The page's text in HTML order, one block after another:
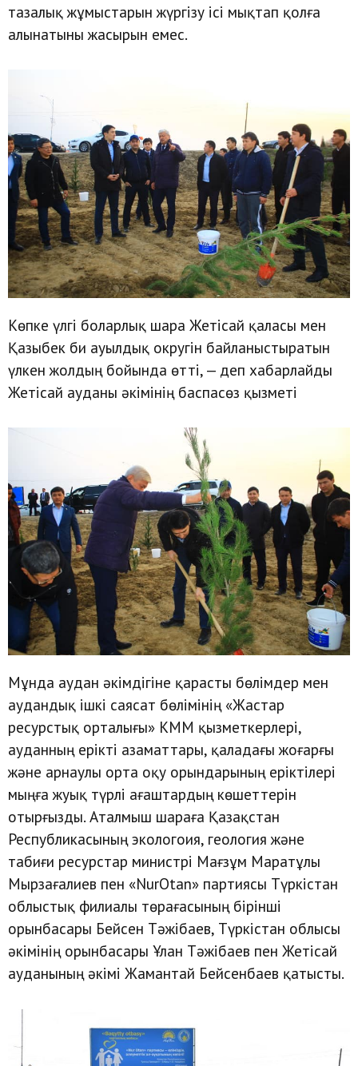
тазалық жұмыстарын жүргізу ісі мықтап қолға
алынатыны жасырын емес.
Көпке үлгі боларлық шара Жетісай қаласы мен
Қазыбек би ауылдық округін байланыстыратын
үлкен жолдың бойында өтті, — деп хабарлайды
Жетісай ауданы әкімінің баспасөз қызметі
Мұнда аудан әкімдігіне қарасты бөлімдер мен
аудандық ішкі саясат бөлімінің «Жастар
ресурстық орталығы» КММ қызметкерлері,
ауданның ерікті азаматтары, қаладағы жоғарғы
және арнаулы орта оқу орындарының еріктілері
мыңға жуық түрлі ағаштардың көшеттерін
отырғызды. Аталмыш шараға Қазақстан
Республикасының экологоия, геология және
табиғи ресурстар министрі Мағзұм Маратұлы
Мырзағалиев пен «NurOtan» партиясы Түркістан
облыстық филиалы төрағасының бірінші
орынбасары Бейсен Тәжібаев, Түркістан облысы
әкімінің орынбасары Ұлан Тәжібаев пен Жетісай
ауданының әкімі Жамантай Бейсенбаев қатысты.